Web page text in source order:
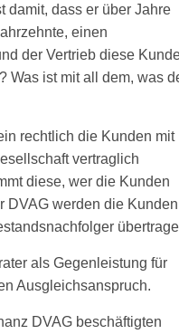
damit, dass er über Jahre
einen
der Vertrieb diese
Was ist mit all dem, was
rechtlich die Kunden mit
vertraglich
diese, wer die Kunden
DVAG werden die Kunden
als Gegenleistung für
Ausgleichsanspruch.
DVAG beschäftigten